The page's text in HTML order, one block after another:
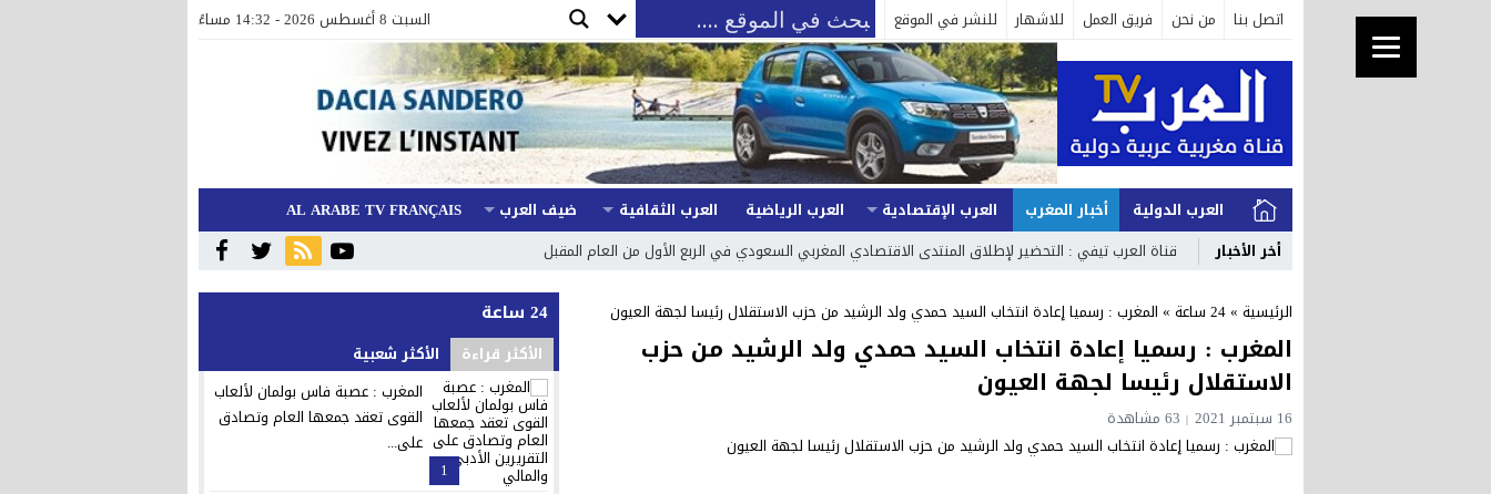
اتصل بنا من نحن فريق العمل للاشهار للنشر في الموقع السبت 8 أغسطس 2026 - 14:32 مساءً
العرب الدولية أخبار المغرب العرب الإقتصادية العرب الرياضية العرب الثقافية ضيف العرب
AL ARABE TV FRANÇAIS
أخر الأخبار
قناة العرب تيفي : التحضير لإطلاق المنتدى الاقتصادي المغربي السعودي في الربع الأول من العام المقبل
الرئيسية »24 ساعة » المغرب : رسميا إعادة انتخاب السيد حمدي ولد الرشيد من حزب الاستقلال رئيسا لجهة العيون
المغرب : رسميا إعادة انتخاب السيد حمدي ولد الرشيد من حزب
الاستقلال رئيسا لجهة العيون
16 سبتمبر 2021 63 مشاهدة
24 ساعة
الأكثر قراءة الأكثر شعبية
1
المغرب : عصبة فاس بولمان لألعاب
القوى تعقد جمعها العام وتصادق
على...